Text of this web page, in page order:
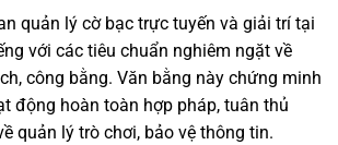
quản lý cờ bạc trực tuyến và giải trí tại
với các tiêu chuẩn nghiêm ngặt về
công bằng. Văn bằng này chứng minh
động hoàn toàn hợp pháp, tuân thủ
quản lý trò chơi, bảo vệ thông tin.